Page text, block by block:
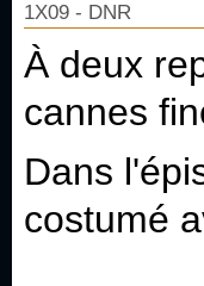
1X09 - DNR
À deux
cannes
Dans
costumé